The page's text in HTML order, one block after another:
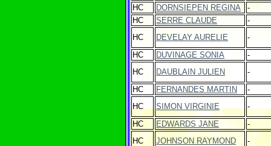
HC
DORNSIEPEN REGINA
-
HC
SERRE CLAUDE
-
HC
DEVELAY AURELIE
-
HC
DUVINAGE SONIA
-
HC
DAUBLAIN JULIEN
-
HC
FERNANDES MARTIN
-
HC
SIMON VIRGINIE
-
HC
EDWARDS JANE
-
HC
JOHNSON RAYMOND -